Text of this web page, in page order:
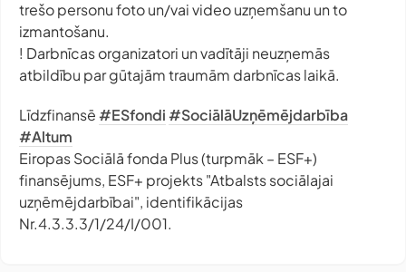
trešo personu foto un/vai video uzņemšanu un to
izmantošanu.
! Darbnīcas organizatori un vadītāji neuzņemās
atbildību par gūtajām traumām darbnīcas laikā.
Līdzfinansē #ESfondi #SociālāUzņēmējdarbība
#Altum
Eiropas Sociālā fonda Plus (turpmāk – ESF+)
finansējums, ESF+ projekts "Atbalsts sociālajai
uzņēmējdarbībai", identifikācijas
Nr.4.3.3.3/1/24/I/001.